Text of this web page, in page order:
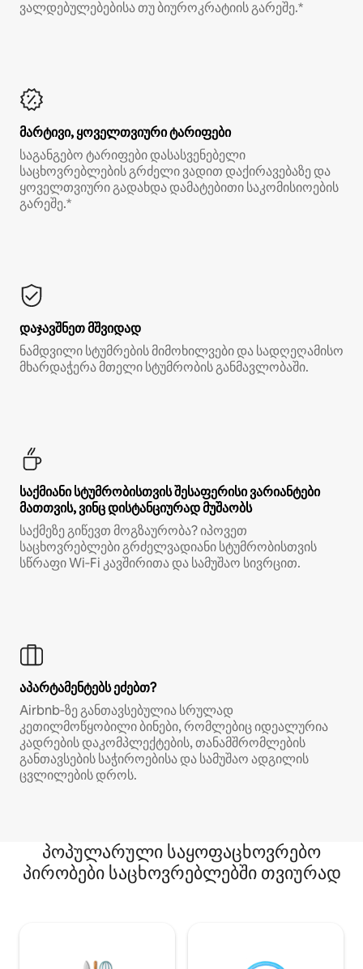
ვალდებულებებისა თუ ბიუროკრატიის გარეშე.*
მარტივი, ყოველთვიური ტარიფები
საგანგებო ტარიფები დასასვენებელი
საცხოვრებლების გრძელი ვადით დაქირავებაზე და
ყოველთვიური გადახდა დამატებითი საკომისიოების
გარეშე.*
დაჯავშნეთ მშვიდად
ნამდვილი სტუმრების მიმოხილვები და სადღეღამისო
მხარდაჭერა მთელი სტუმრობის განმავლობაში.
საქმიანი სტუმრობისთვის შესაფერისი ვარიანტები
მათთვის, ვინც დისტანციურად მუშაობს
საქმეზე გიწევთ მოგზაურობა? იპოვეთ
საცხოვრებლები გრძელვადიანი სტუმრობისთვის
სწრაფი Wi‑Fi კავშირითა და სამუშაო სივრცით.
აპარტამენტებს ეძებთ?
Airbnb‑ზე განთავსებულია სრულად
კეთილმოწყობილი ბინები, რომლებიც იდეალურია
კადრების დაკომპლექტების, თანამშრომლების
განთავსების საჭიროებისა და სამუშაო ადგილის
ცვლილების დროს.
პოპულარული საყოფაცხოვრებო
პირობები საცხოვრებლებში თვიურად